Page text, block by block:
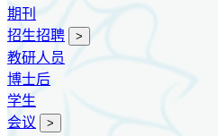
期刊
招生招聘
>
教研人员
博士后
学生
会议
>